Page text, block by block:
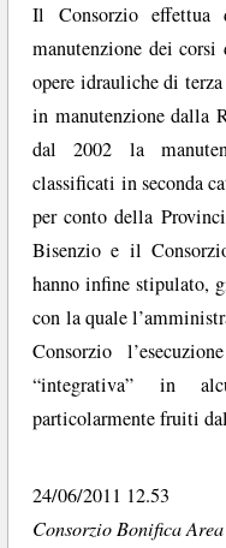
Il Consorzio effettua
manutenzione dei
opere idrauliche di
in manutenzione dalla
dal 2002 la
classificati in seconda
per conto della
Bisenzio e il
hanno infine stipulato,
con la quale
Consorzio
“integrativa” in
particolarmente fruiti
24/06/2011 12.53
Consorzio Bonifica